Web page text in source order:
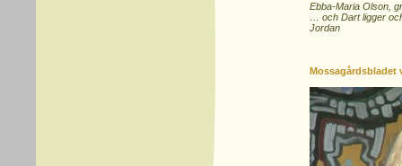
Ebba-Maria Olson,
… och Dart ligger
Jordan
Mossagårdsbladet